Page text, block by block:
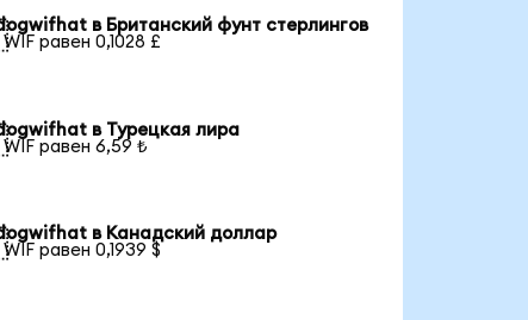
в Британский фунт стерлингов
WIF равен 0,1028 £
в Турецкая лира
WIF равен 6,59 ₺
в Канадский доллар
WIF равен 0,1939 $